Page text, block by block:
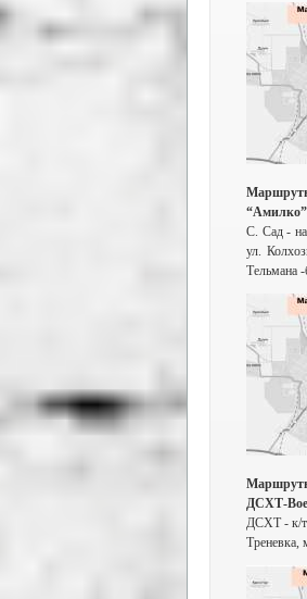
С. Сад -
ул.
Тельмана
ДСХТ-
ДСХТ - к/т
Треневка,